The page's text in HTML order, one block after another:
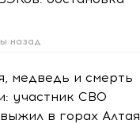
назад
медведь и смерть
участник СВО
в горах Алтая